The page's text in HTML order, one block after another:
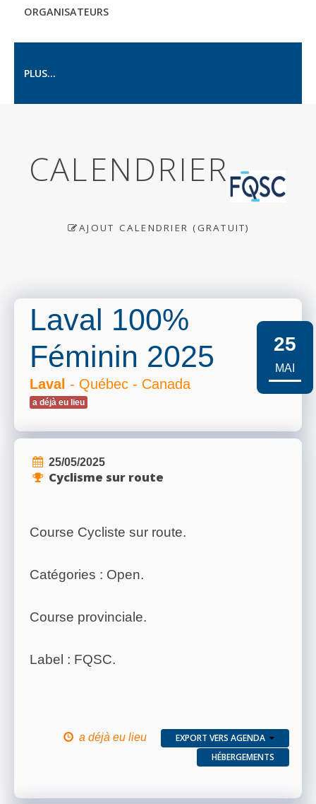
ORGANISATEURS
PLUS...
CALENDRIER
AJOUT CALENDRIER (GRATUIT)
Laval 100%
Féminin 2025
Laval - Québec - Canada
a déjà eu lieu
25
MAI
25/05/2025
Cyclisme sur route
Course Cycliste sur route.
Catégories : Open.
Course provinciale.
Label : FQSC.
a déjà eu lieu
EXPORT VERS AGENDA
HÉBERGEMENTS